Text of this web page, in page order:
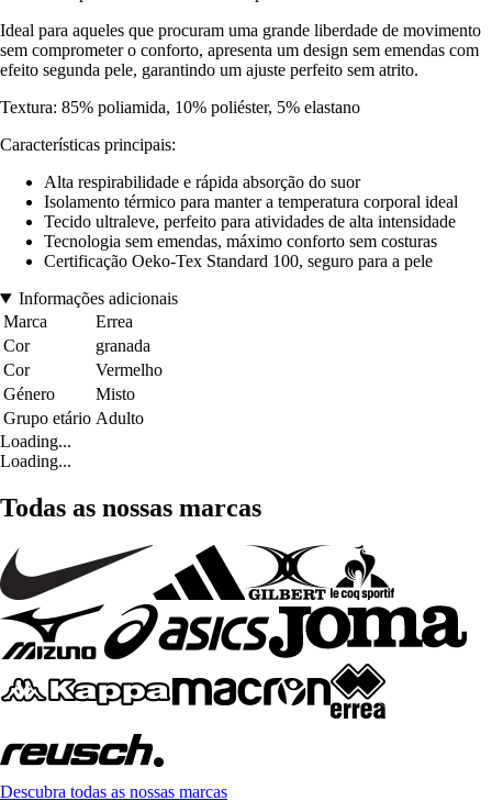
Ideal para aqueles que procuram uma grande liberdade de movimento
sem comprometer o conforto, apresenta um design sem emendas com
efeito segunda pele, garantindo um ajuste perfeito sem atrito.
Textura: 85% poliamida, 10% poliéster, 5% elastano
Características principais:
Alta respirabilidade e rápida absorção do suor
Isolamento térmico para manter a temperatura corporal ideal
Tecido ultraleve, perfeito para atividades de alta intensidade
Tecnologia sem emendas, máximo conforto sem costuras
Certificação Oeko-Tex Standard 100, seguro para a pele
Informações adicionais
Marca
Errea
Cor
granada
Cor
Vermelho
Género
Misto
Grupo etário Adulto
Loading...
Loading...
Todas as nossas marcas
Descubra todas as nossas marcas